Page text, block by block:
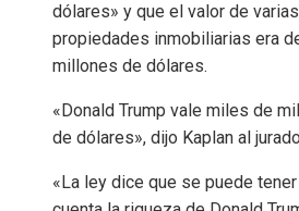
dólares» y que el valor de
propiedades inmobiliarias era
millones de dólares.
«Donald Trump vale miles de
de dólares», dijo Kaplan al
«La ley dice que se puede